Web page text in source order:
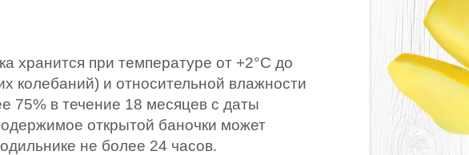
хранится при температуре от +2°С до
колебаний) и относительной влажности
75% в течение 18 месяцев с даты
открытой баночки может
не более 24 часов.